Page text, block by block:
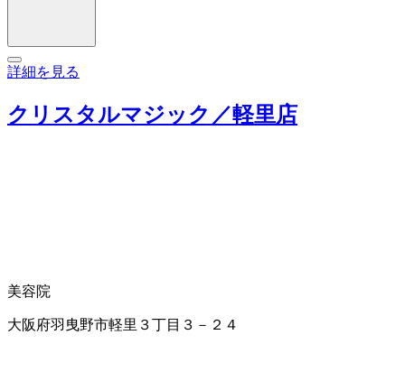
詳細を見る
クリスタルマジック／軽里店
美容院
大阪府羽曳野市軽里３丁目３－２４